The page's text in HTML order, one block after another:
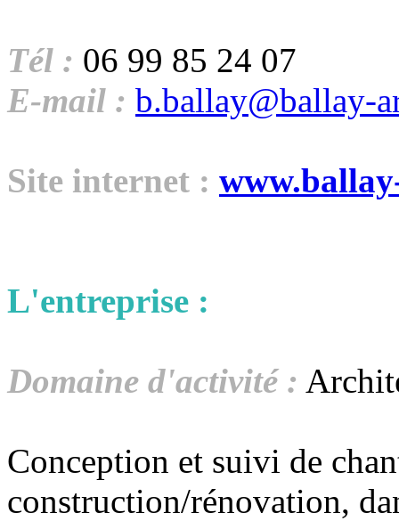
Tél : 06 99 85 24 07
E-mail : b.ballay@ballay-
Site internet :
L'entreprise :
Domaine d'activité :
Conception et suivi de
construction/rénovation,